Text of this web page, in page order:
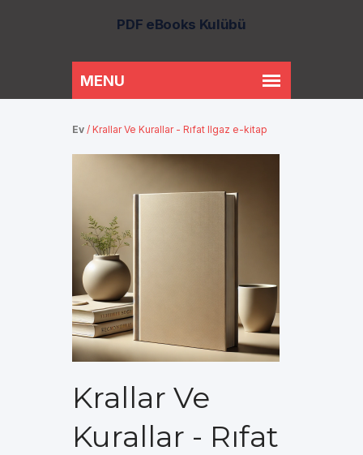
PDF eBooks Kulübü
Ev / Krallar Ve Kurallar - Rıfat Ilgaz e-kitap
Krallar Ve
Kurallar - Rıfat